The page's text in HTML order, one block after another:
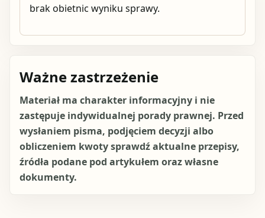
brak obietnic wyniku sprawy.
Ważne zastrzeżenie
Materiał ma charakter informacyjny i nie
zastępuje indywidualnej porady prawnej. Przed
wysłaniem pisma, podjęciem decyzji albo
obliczeniem kwoty sprawdź aktualne przepisy,
źródła podane pod artykułem oraz własne
dokumenty.